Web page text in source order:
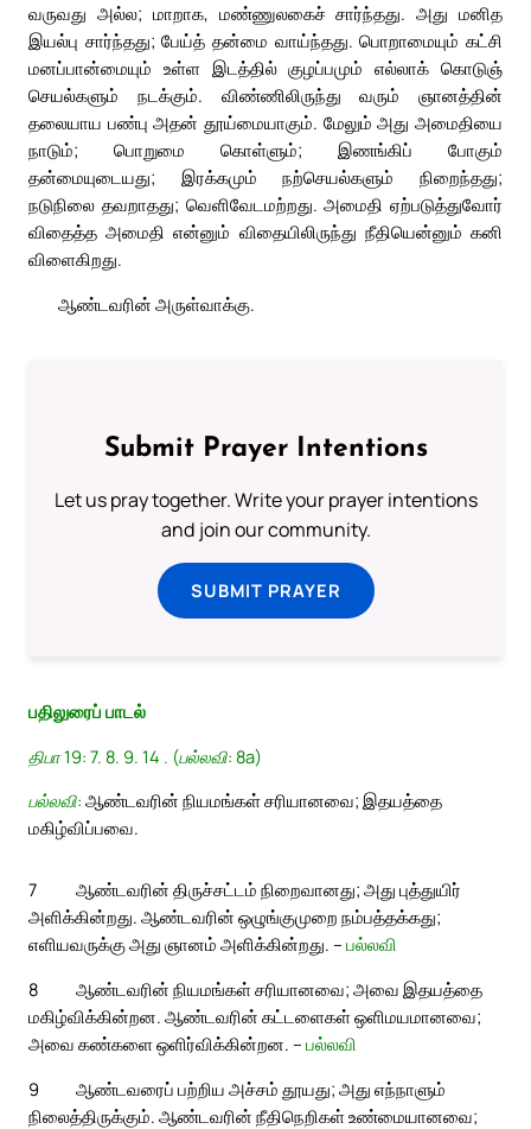
வருவது அல்ல; மாறாக, மண்ணுலகைச் சார்ந்தது. அது மனித
இயல்பு சார்ந்தது; பேய்த் தன்மை வாய்ந்தது. பொறாமையும் கட்சி
மனப்பான்மையும் உள்ள இடத்தில் குழப்பமும் எல்லாக் கொடுஞ்
செயல்களும் நடக்கும். விண்ணிலிருந்து வரும் ஞானத்தின்
தலையாய பண்பு அதன் தூய்மையாகும். மேலும் அது அமைதியை
நாடும்; பொறுமை கொள்ளும்; இணங்கிப் போகும்
தன்மையுடையது; இரக்கமும் நற்செயல்களும் நிறைந்தது;
நடுநிலை தவறாதது; வெளிவேடமற்றது. அமைதி ஏற்படுத்துவோர்
விதைத்த அமைதி என்னும் விதையிலிருந்து நீதியென்னும் கனி
விளைகிறது.
ஆண்டவரின் அருள்வாக்கு.
Submit Prayer Intentions
Let us pray together. Write your prayer intentions
and join our community.
SUBMIT PRAYER
பதிலுரைப் பாடல்
திபா 19: 7. 8. 9. 14 . (பல்லவி: 8a)
பல்லவி: ஆண்டவரின் நியமங்கள் சரியானவை; இதயத்தை
மகிழ்விப்பவை.
7
ஆண்டவரின் திருச்சட்டம் நிறைவானது; அது புத்துயிர்
அளிக்கின்றது. ஆண்டவரின் ஒழுங்குமுறை நம்பத்தக்கது;
எளியவருக்கு அது ஞானம் அளிக்கின்றது. – பல்லவி
8
ஆண்டவரின் நியமங்கள் சரியானவை; அவை இதயத்தை
மகிழ்விக்கின்றன. ஆண்டவரின் கட்டளைகள் ஒளிமயமானவை;
அவை கண்களை ஒளிர்விக்கின்றன. – பல்லவி
9
ஆண்டவரைப் பற்றிய அச்சம் தூயது; அது எந்நாளும்
நிலைத்திருக்கும். ஆண்டவரின் நீதிநெறிகள் உண்மையானவை;